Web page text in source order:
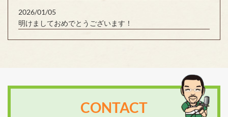
2026/01/05
明けましておめでとうございます！
CONTACT